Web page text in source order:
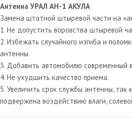
Антенна УРАЛ АН-1 АКУЛА
Замена штатной штыревой части на
1. Не допустить воровства штыревой
2. Избежать случайного изгиба и
антенны.
3. Добавить автомобилю современный
4. Не ухудшить качество приема.
5. Увеличить срок службы антенны,
подвержена воздействию влаги,